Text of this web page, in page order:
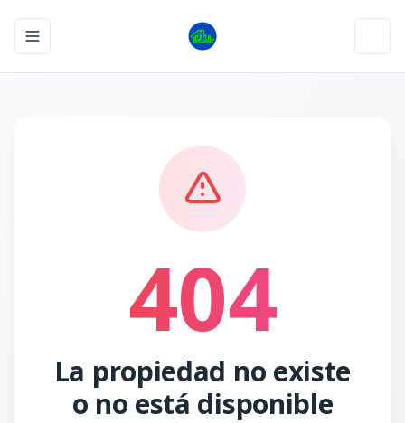
Toggle navigation menu
404
La propiedad no existe
o no está disponible